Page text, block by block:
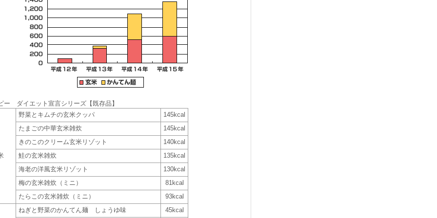
ー ダイエット宣言シリーズ【既存品】
野菜とキムチの玄米クッパ
145kcal
たまごの中華玄米雑炊
145kcal
きのこのクリーム玄米リゾット
140kcal
鮭の玄米雑炊
135kcal
海老の洋風玄米リゾット
130kcal
梅の玄米雑炊（ミニ）
81kcal
たらこの玄米雑炊（ミニ）
93kcal
ねぎと野菜のかんてん麺 しょうゆ味
45kcal